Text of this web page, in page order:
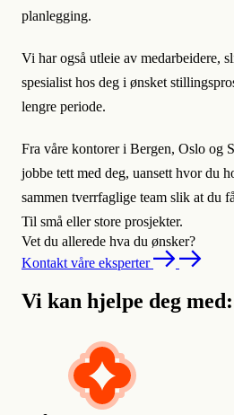
planlegging.
Vi har også utleie av medarbeidere,
spesialist hos deg i ønsket
lengre periode.
Fra våre kontorer i Bergen, Oslo og
jobbe tett med deg, uansett hvor du
sammen tverrfaglige team slik at du
Til små eller store prosjekter.
Vet du allerede hva du ønsker?
Kontakt våre eksperter
Vi kan hjelpe deg med: